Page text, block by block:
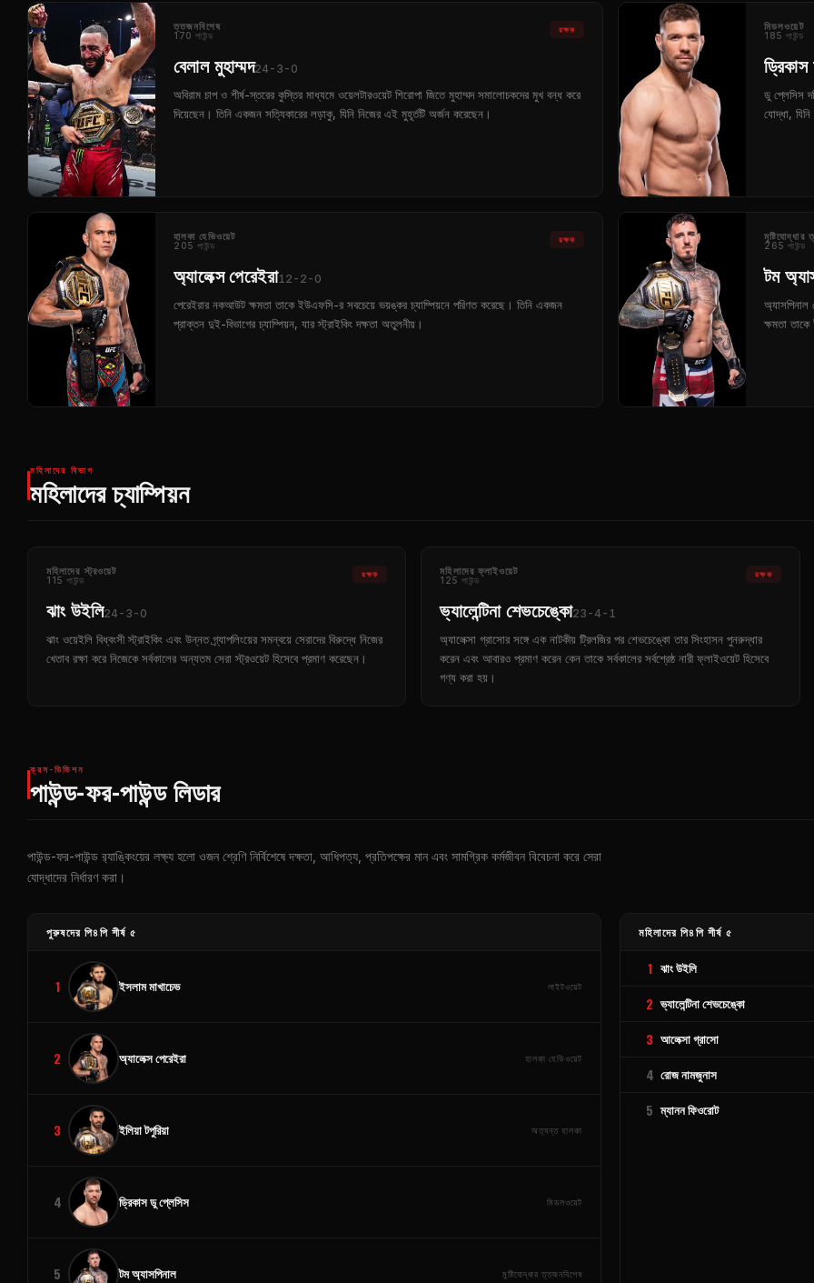
ত্তজনবিশেষ
170 পাউন্ড রক্ষক
বেলাল মুহাম্মদ24-3-0
অবিরাম চাপ ও শীর্ষ-স্তরের কুস্তির মাধ্যমে ওয়েলটারওয়েট শিরোপা জিতে মুহাম্মদ সমালোচকদের মুখ বন্ধ করে
দিয়েছেন। তিনি একজন সত্যিকারের লড়াকু, যিনি নিজের এই মুহূর্তটি অর্জন করেছেন।
মিডলওয়েট
185 পাউন্ড
ডু প্লেসিস
যোদ্ধা,
হালকা হেভিওয়েট
205 পাউন্ড রক্ষক
অ্যালেক্স পেরেইরা12-2-0
পেরেইরার নকআউট ক্ষমতা তাকে ইউএফসি-র সবচেয়ে ভয়ঙ্কর চ্যাম্পিয়নে পরিণত করেছে। তিনি একজন
প্রাক্তন দুই-বিভাগের চ্যাম্পিয়ন, যার স্ট্রাইকিং দক্ষতা অতুলনীয়।
মুষ্টিযোদ্ধার
265 পাউন্ড
টম
অ্যাসপিনাল
ক্ষমতা
মহিলাদের বিভাগ
মহিলাদের চ্যাম্পিয়ন
মহিলাদের স্ট্রওয়েট
115 পাউন্ড রক্ষক
ঝাং উইলি24-3-0
ঝাং ওয়েইলি বিধ্বংসী স্ট্রাইকিং এবং উন্নত গ্র্যাপলিংয়ের সমন্বয়ে সেরাদের বিরুদ্ধে নিজের
খেতাব রক্ষা করে নিজেকে সর্বকালের অন্যতম সেরা স্ট্রওয়েট হিসেবে প্রমাণ করেছেন।
মহিলাদের ফ্লাইওয়েট
125 পাউন্ড রক্ষক
ভ্যালেন্টিনা শেভচেঙ্কো23-4-1
অ্যালেক্সা গ্রাসোর সঙ্গে এক নাটকীয় ট্রিলজির পর শেভচেঙ্কো তার সিংহাসন পুনরুদ্ধার
করেন এবং আবারও প্রমাণ করেন কেন তাকে সর্বকালের সর্বশ্রেষ্ঠ নারী ফ্লাইওয়েট হিসেবে
গণ্য করা হয়।
ক্রস-ডিভিশন
পাউন্ড-ফর-পাউন্ড লিডার
পাউন্ড-ফর-পাউন্ড র‍্যাঙ্কিংয়ের লক্ষ্য হলো ওজন শ্রেণি নির্বিশেষে দক্ষতা, আধিপত্য, প্রতিপক্ষের মান এবং সামগ্রিক কর্মজীবন বিবেচনা করে সেরা
যোদ্ধাদের নির্ধারণ করা।
পুরুষদের পি৪পি শীর্ষ ৫
1 ইসলাম মাখাচেভ লাইটওয়েট
2 অ্যালেক্স পেরেইরা হালকা হেভিওয়েট
3 ইলিয়া টপুরিয়া অত্যন্ত হালকা
4 ড্রিকাস ডু প্লেসিস মিডলওয়েট
5 টম অ্যাসপিনাল মুষ্টিযোদ্ধার ত্তজনবিশেষ
মহিলাদের পি৪পি শীর্ষ ৫
1 ঝাং উইলি
2 ভ্যালেন্টিনা শেভচেঙ্কো
3 আলেক্সা গ্রাসো
4 রোজ নামজুনাস
5 ম্যানন ফিওরোট